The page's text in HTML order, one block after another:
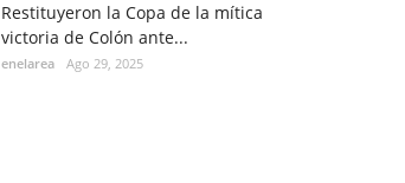
Restituyeron la Copa de la mítica
victoria de Colón ante...
enelarea Ago 29, 2025